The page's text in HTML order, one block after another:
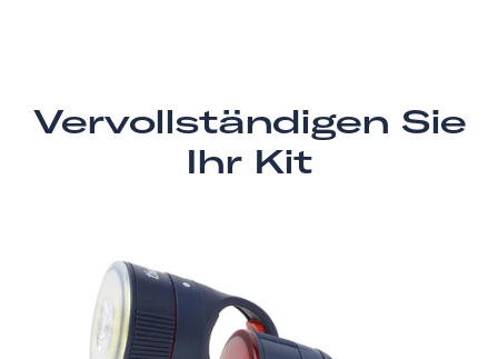
Vervollständigen Sie
Ihr Kit